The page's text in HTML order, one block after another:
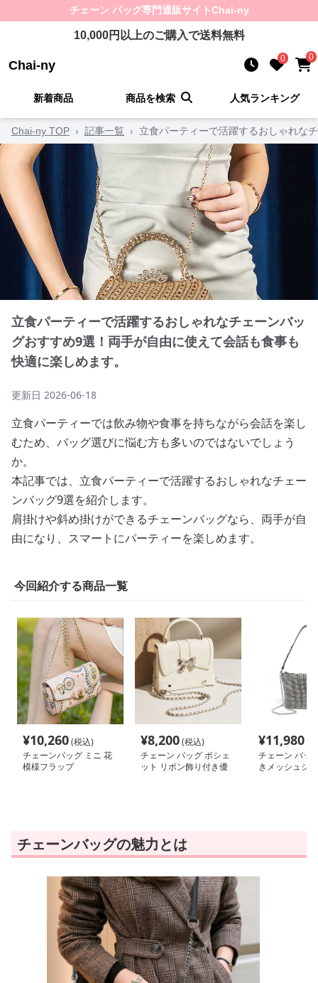
チェーン バッグ専門通販サイトChai-ny
10,000円以上のご購入で送料無料
Chai-ny 0 0
新着商品 商品を検索 人気ランキング
Chai-ny TOP › 記事一覧 › 立食パーティーで活躍するおしゃれな
立食パーティーで活躍するおしゃれなチェーンバッ
グおすすめ9選！両手が自由に使えて会話も食事も
快適に楽しめます。
更新日 2026-06-18
立食パーティーでは飲み物や食事を持ちながら会話を楽し
むため、バッグ選びに悩む方も多いのではないでしょう
か。
本記事では、立食パーティーで活躍するおしゃれなチェー
ンバッグ9選を紹介します。
肩掛けや斜め掛けができるチェーンバッグなら、両手が自
由になり、スマートにパーティーを楽しめます。
今回紹介する商品一覧
¥10,260(税込)
チェーンバッグ ミニ 花
模様フラップ
¥8,200(税込)
チェーン バッグ ポシェ
ット リボン飾り付き優
¥11,980
チェーン バッ
きメッシュシ
チェーンバッグの魅力とは